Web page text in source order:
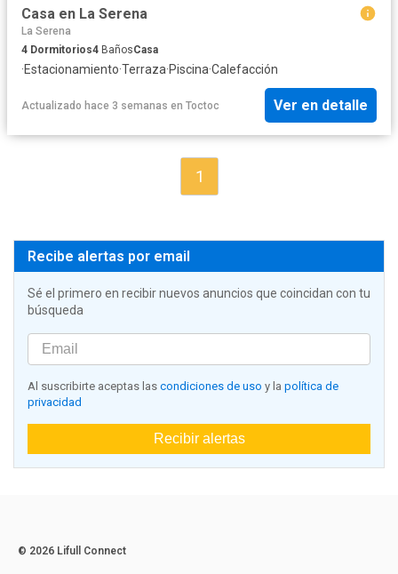
Casa en La Serena
La Serena
4 Dormitorios4 BañosCasa
·Estacionamiento·Terraza·Piscina·Calefacción
Actualizado hace 3 semanas en Toctoc Ver en detalle
1
Recibe alertas por email
Sé el primero en recibir nuevos anuncios que coincidan con tu
búsqueda
Al suscribirte aceptas las condiciones de uso y la política de
privacidad
Recibir alertas
© 2026 Lifull Connect